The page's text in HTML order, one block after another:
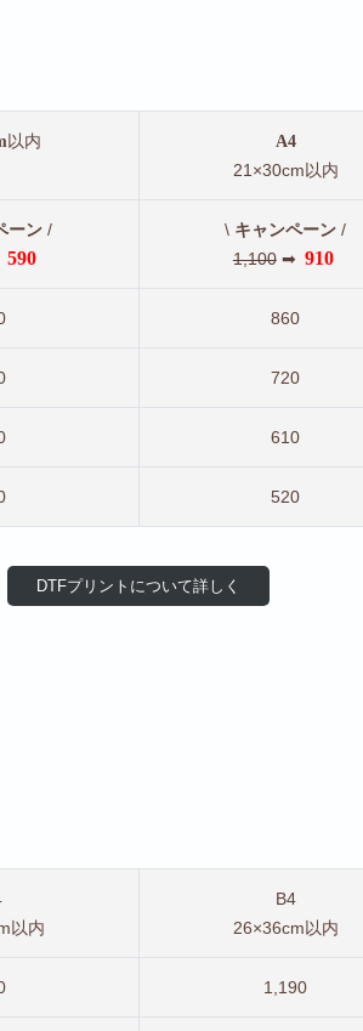
以内 A4
21×30cm以内
ーン /
590
\ キャンペーン /
1,100➡ 910
860
720
610
520
DTFプリントについて詳しく
以内
B4
26×36cm以内
1,190